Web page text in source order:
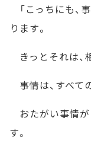
「こっちにも、
ります。
きっとそれは、
事情は、すべて
おたがい事情が
す。